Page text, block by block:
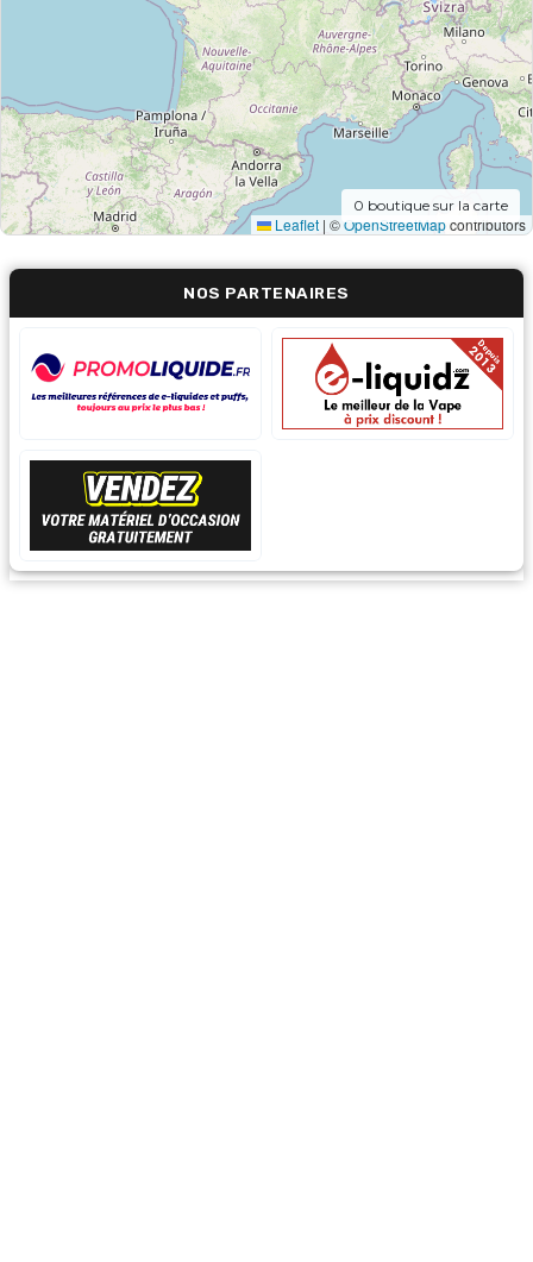
Leaflet | ©OpenStreetMapcontributors
0 boutique sur la carte
NOS PARTENAIRES